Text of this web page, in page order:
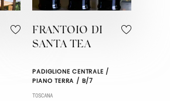
FRANTOIO DI
SANTA TEA
PADIGLIONE CENTRALE /
PIANO TERRA / B/7
TOSCANA